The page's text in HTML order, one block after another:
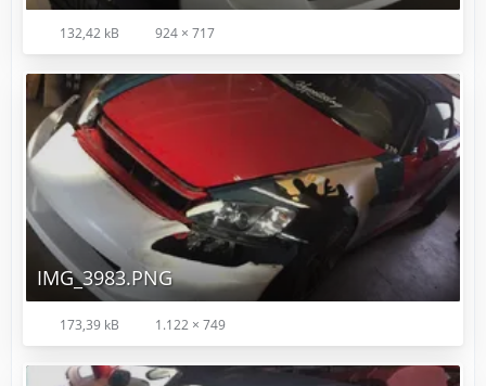
132,42 kB 924 × 717
IMG_3983.PNG
173,39 kB 1.122 × 749